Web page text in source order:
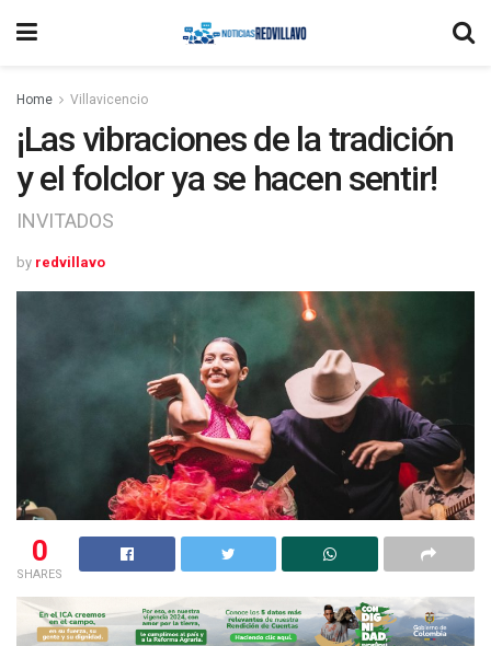
Home Villavicencio
¡Las vibraciones de la tradición
y el folclor ya se hacen sentir!
INVITADOS
by redvillavo
0
SHARES